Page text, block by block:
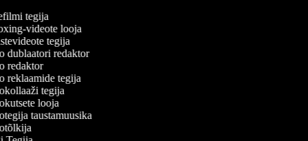
tegija
videote looja
tegija
dublaatori redaktor
redaktor
reklaamide tegija
tegija
looja
taustamuusika